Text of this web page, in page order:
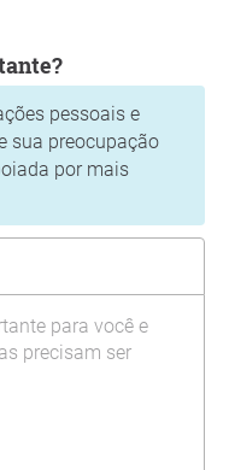
pessoais e
sua preocupação
por mais